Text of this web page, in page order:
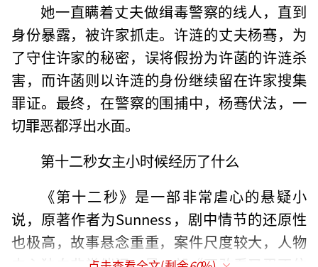
她一直瞒着丈夫做缉毒警察的线人，直到
身份暴露，被许家抓走。许涟的丈夫杨骞，为
了守住许家的秘密，误将假扮为许菡的许涟杀
害，而许菡则以许涟的身份继续留在许家搜集
罪证。最终，在警察的围捕中，杨骞伏法，一
切罪恶都浮出水面。
第十二秒女主小时候经历了什么
《第十二秒》是一部非常虐心的悬疑小
说，原著作者为Sunness，剧中情节的还原性
也极高，故事悬念重重，案件尺度较大，人物